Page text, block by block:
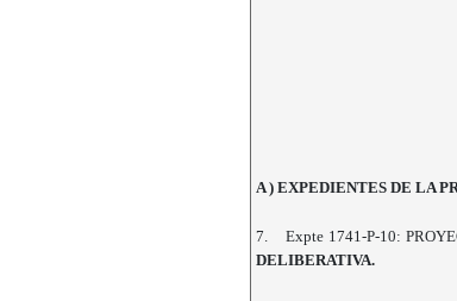
A ) EXPEDIENTES DE LA
7. Expte 1741-P-10:
DELIBERATIVA.